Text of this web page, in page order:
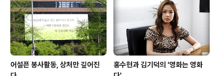
어설픈 봉사활동, 상처만 깊어진
홍수현과 김기덕의 '영화는 영화